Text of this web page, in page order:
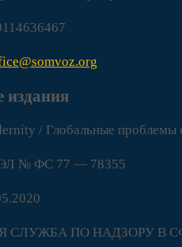
/ Глобальные проблемы
ЭЛ № ФС 77 — 78355
СЛУЖБА ПО НАДЗОРУ